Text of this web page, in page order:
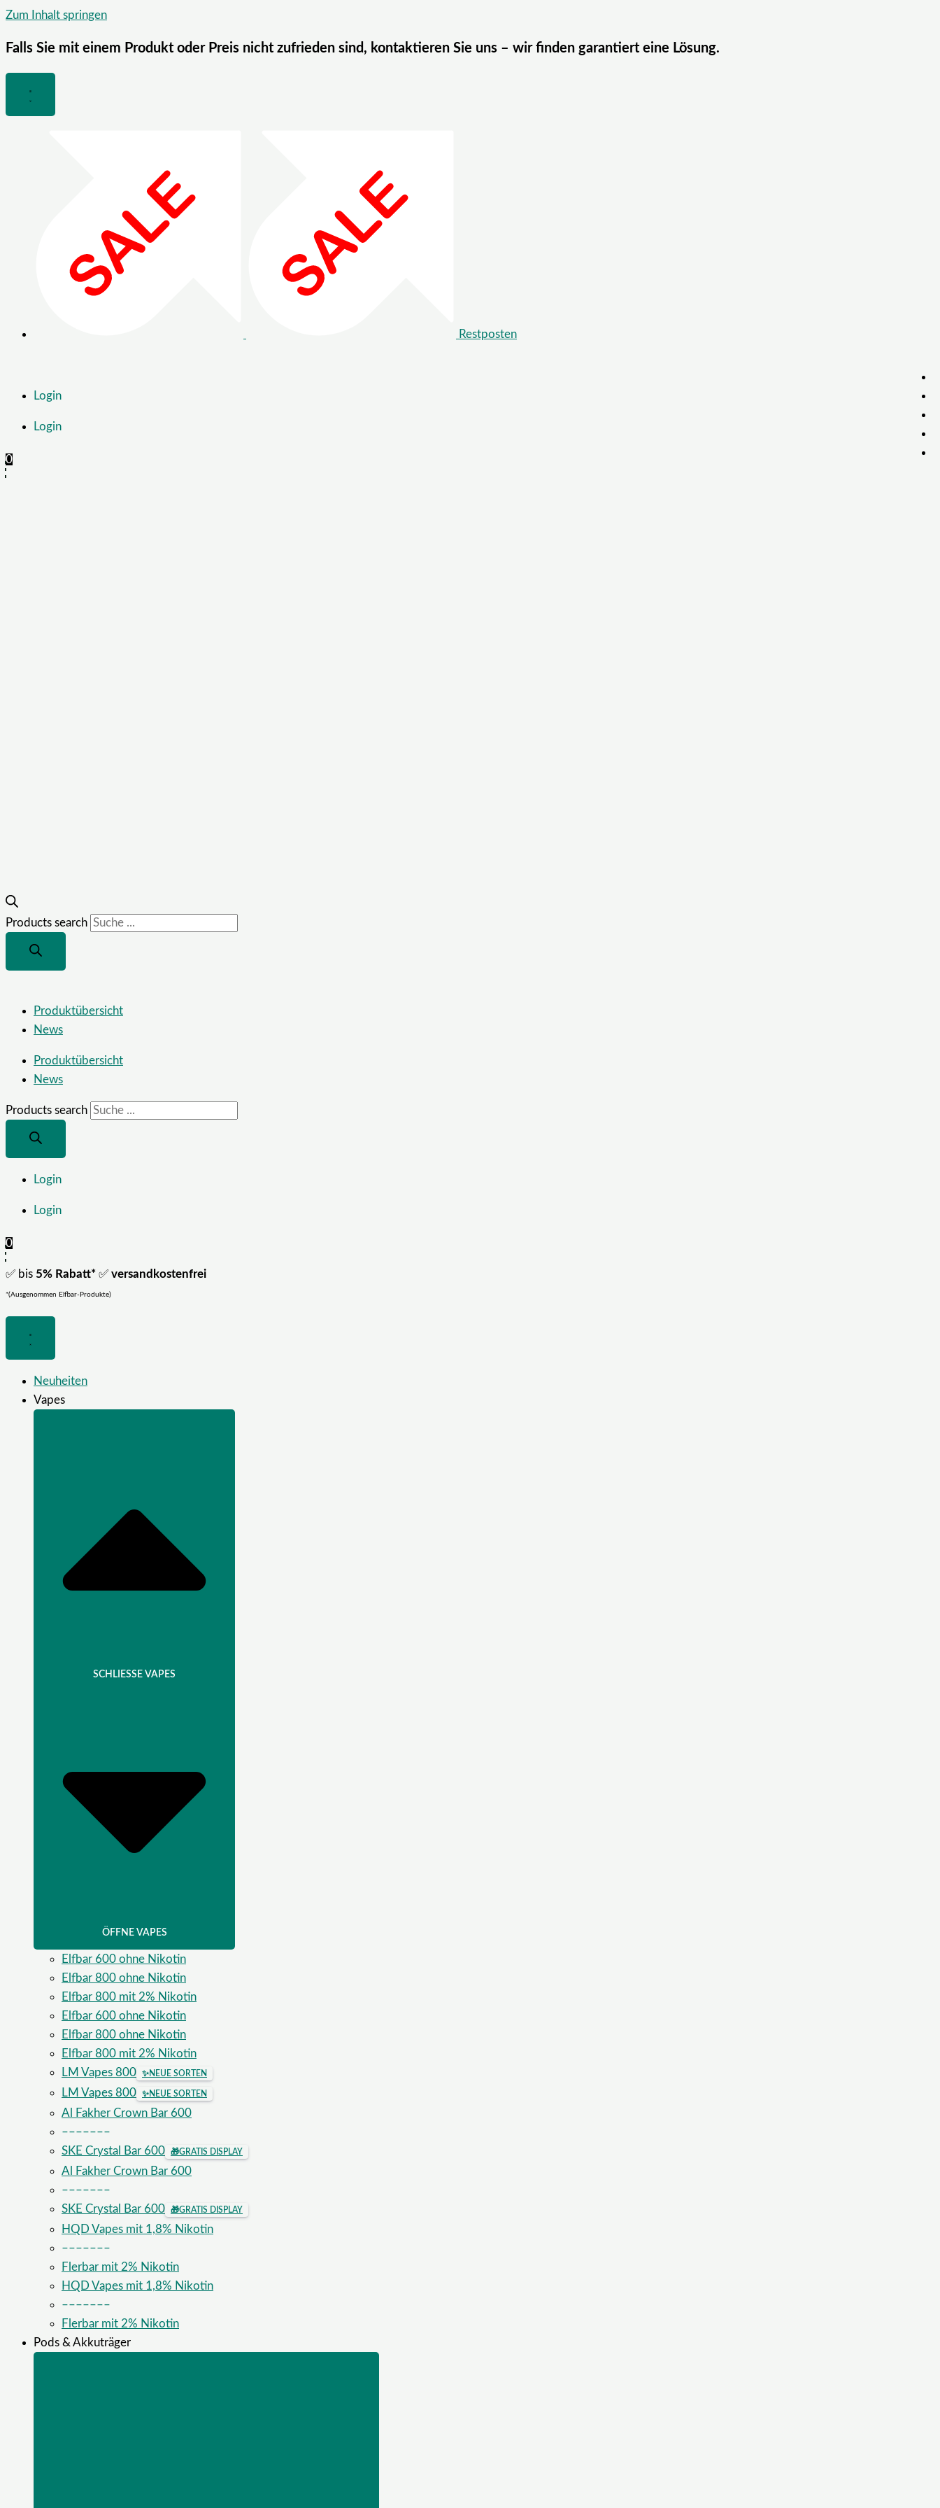
Zum Inhalt springen
Falls Sie mit einem Produkt oder Preis nicht zufrieden sind, kontaktieren Sie uns – wir finden garantiert eine Lösung.
Restposten
Login
Login
0
Products search
Produktübersicht
News
Produktübersicht
News
Products search
Login
Login
0
✅ bis 5% Rabatt* ✅ versandkostenfrei
*(Ausgenommen Elfbar-Produkte)
Neuheiten
Vapes
SCHLIESSE VAPES
ÖFFNE VAPES
Elfbar 600 ohne Nikotin
Elfbar 800 ohne Nikotin
Elfbar 800 mit 2% Nikotin
Elfbar 600 ohne Nikotin
Elfbar 800 ohne Nikotin
Elfbar 800 mit 2% Nikotin
LM Vapes 800
✨NEUE SORTEN
LM Vapes 800 ✨NEUE SORTEN
Al Fakher Crown Bar 600
–––––––
SKE Crystal Bar 600
🎁GRATIS DISPLAY
Al Fakher Crown Bar 600
–––––––
SKE Crystal Bar 600
🎁GRATIS DISPLAY
HQD Vapes mit 1,8% Nikotin
–––––––
Flerbar mit 2% Nikotin
HQD Vapes mit 1,8% Nikotin
–––––––
Flerbar mit 2% Nikotin
Pods & Akkuträger